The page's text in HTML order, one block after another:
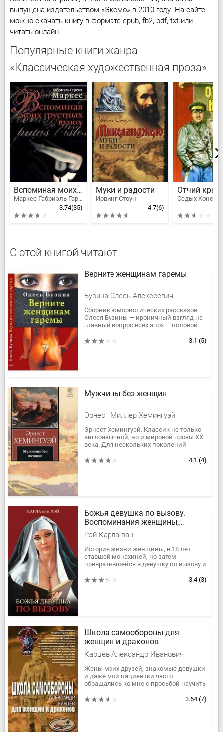
выпущена издательством «Эксмо» в 2010 году. На сайте
можно скачать книгу в формате epub, fb2, pdf, txt или
читать онлайн.
Популярные книги жанра
«Классическая художественная проза»
Вспоминая моих грустных шлюх
Маркес Габриэль Гарсия
3.74(35)
Муки и радости
Ирвинг Стоун
4.7(6)
Отчий край
С этой книгой читают
Верните женщинам гаремы
Бузина Олесь Алексеевич
Сборник юмористических рассказов
Олеся Бузины — ироничный взгляд на
главный вопрос всех эпох — половой.
но и должно», —...
3.1 (5)
Мужчины без женщин
Эрнест Миллер Хемингуэй
Эрнест Хемингуэй. Классик не только
англоязычной, но и мировой прозы XX
века. Для нескольких поколений
культовой фигурой. Книги...
4.1 (4)
Божья девушка по вызову.
Воспоминания женщины,
прошедшей путь от монастыря
до панели
Рэй Карла ван
История жизни женщины, в 18 лет
ставшей монахиней, но затем
превратившейся в девушку по вызову и
своим окружением, потрясает. Пути...
3.4 (3)
Школа самообороны для
женщин и драконов
Карцев Александр Иванович
Жены моих друзей, знакомые девушки
и даже мои пациентки часто
обращались ко мне с просьбой научить
По их просьбе я и приступил к...
3.64 (7)